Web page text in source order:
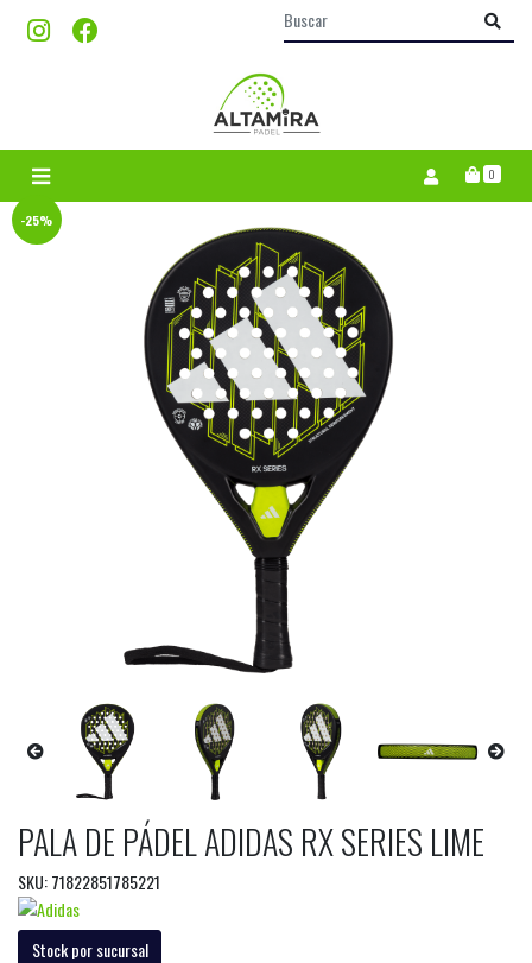
0
-25%
PALA DE PÁDEL ADIDAS RX SERIES LIME
SKU: 71822851785221
Stock por sucursal